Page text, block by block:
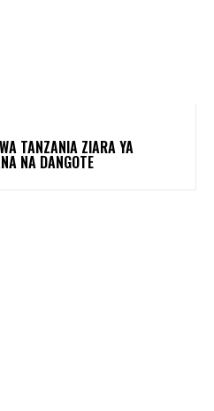
TANZANIA ZIARA YA
NA DANGOTE